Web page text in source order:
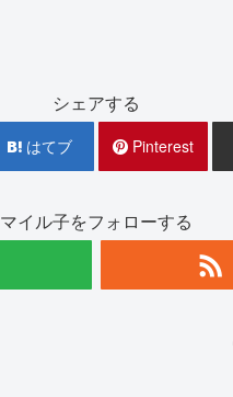
シェアする
はてブ Pinterest
マイル子をフォローする